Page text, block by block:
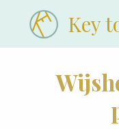
direct
naar
hoofdinhoud
Key